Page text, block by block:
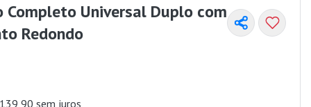
Completo Universal Duplo com
Redondo
sem juros